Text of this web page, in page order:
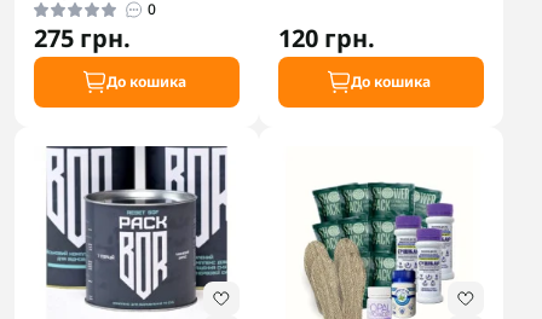
0
275 грн.
До кошика
120 грн.
До кошика